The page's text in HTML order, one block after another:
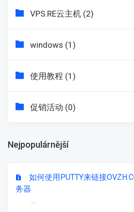
VPS.RE云主机 (2)
windows (1)
使用教程 (1)
促销活动 (0)
Nejpopulárnější
如何使用PUTTY来链接
务器